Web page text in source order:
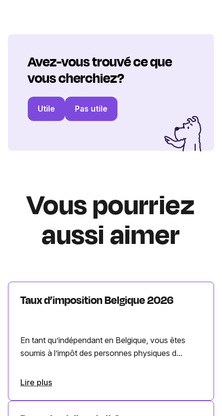
Avez-vous trouvé ce que
vous cherchiez?
Utile Pas utile
Vous pourriez
aussi aimer
Taux d’imposition Belgique 2026
En tant qu’indépendant en Belgique, vous êtes
soumis à l’impôt des personnes physiques d...
Lire plus